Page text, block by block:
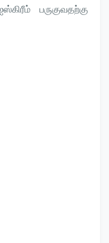
பருகுவதற்கு